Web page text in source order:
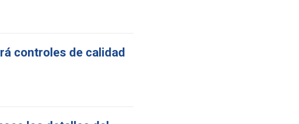
controles de calidad